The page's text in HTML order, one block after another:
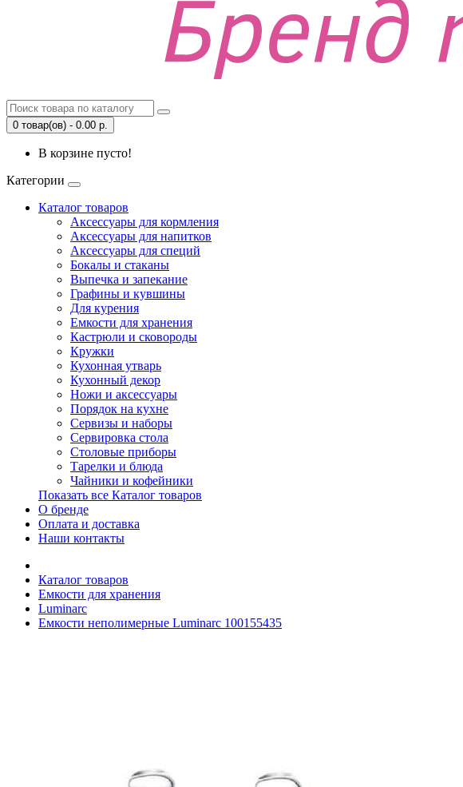
0 товар(ов) - 0.00 р.
В корзине пусто!
Категории
Каталог товаров
Аксессуары для кормления
Аксессуары для напитков
Аксессуары для специй
Бокалы и стаканы
Выпечка и запекание
Графины и кувшины
Для курения
Емкости для хранения
Кастрюли и сковороды
Кружки
Кухонная утварь
Кухонный декор
Ножи и аксессуары
Порядок на кухне
Сервизы и наборы
Сервировка стола
Столовые приборы
Тарелки и блюда
Чайники и кофейники
Показать все Каталог товаров
О бренде
Оплата и доставка
Наши контакты
Каталог товаров
Емкости для хранения
Luminarc
Емкости неполимерные Luminarc 100155435